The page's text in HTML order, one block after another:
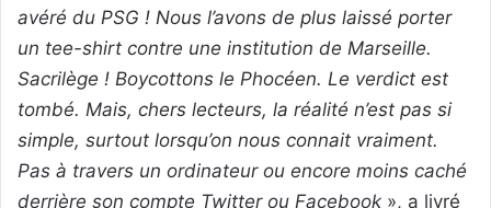
avéré du PSG ! Nous l’avons de plus laissé porter
un tee-shirt contre une institution de Marseille.
Sacrilège ! Boycottons le Phocéen. Le verdict est
tombé. Mais, chers lecteurs, la réalité n’est pas si
simple, surtout lorsqu’on nous connait vraiment.
Pas à travers un ordinateur ou encore moins caché
derrière son compte Twitter ou Facebook », a livré